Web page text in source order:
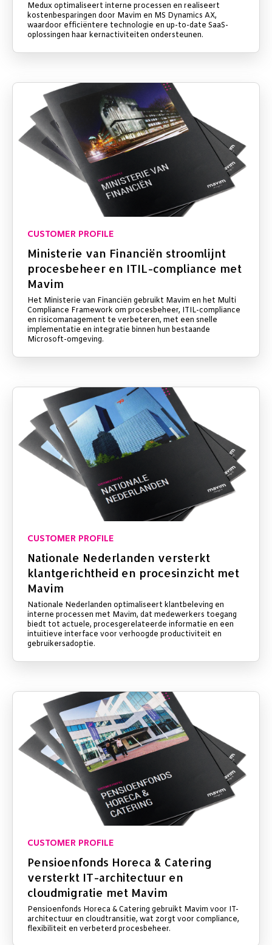
Medux optimaliseert interne processen en realiseert
kostenbesparingen door Mavim en MS Dynamics AX,
waardoor efficiëntere technologie en up-to-date SaaS-
oplossingen haar kernactiviteiten ondersteunen.
CUSTOMER PROFILE
Ministerie van Financiën stroomlijnt
procesbeheer en ITIL-compliance met
Mavim
Het Ministerie van Financiën gebruikt Mavim en het Multi
Compliance Framework om procesbeheer, ITIL-compliance
en risicomanagement te verbeteren, met een snelle
implementatie en integratie binnen hun bestaande
Microsoft-omgeving.
CUSTOMER PROFILE
Nationale Nederlanden versterkt
klantgerichtheid en procesinzicht met
Mavim
Nationale Nederlanden optimaliseert klantbeleving en
interne processen met Mavim, dat medewerkers toegang
biedt tot actuele, procesgerelateerde informatie en een
intuïtieve interface voor verhoogde productiviteit en
gebruikersadoptie.
CUSTOMER PROFILE
Pensioenfonds Horeca & Catering
versterkt IT-architectuur en
cloudmigratie met Mavim
Pensioenfonds Horeca & Catering gebruikt Mavim voor IT-
architectuur en cloudtransitie, wat zorgt voor compliance,
flexibiliteit en verbeterd procesbeheer.